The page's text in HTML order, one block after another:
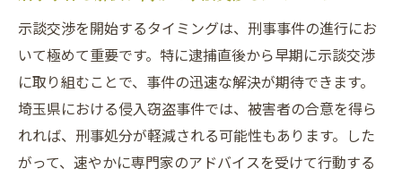
示談交渉を開始するタイミングは、刑事事件の進行にお
いて極めて重要です。特に逮捕直後から早期に示談交渉
に取り組むことで、事件の迅速な解決が期待できます。
埼玉県における侵入窃盗事件では、被害者の合意を得ら
れれば、刑事処分が軽減される可能性もあります。した
がって、速やかに専門家のアドバイスを受けて行動する